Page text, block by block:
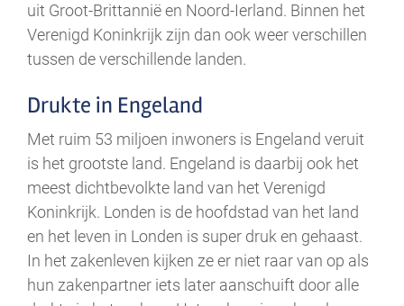
uit Groot-Brittannië en Noord-Ierland. Binnen het
Verenigd Koninkrijk zijn dan ook weer verschillen
tussen de verschillende landen.
Drukte in Engeland
Met ruim 53 miljoen inwoners is Engeland veruit
is het grootste land. Engeland is daarbij ook het
meest dichtbevolkte land van het Verenigd
Koninkrijk. Londen is de hoofdstad van het land
en het leven in Londen is super druk en gehaast.
In het zakenleven kijken ze er niet raar van op als
hun zakenpartner iets later aanschuift door alle